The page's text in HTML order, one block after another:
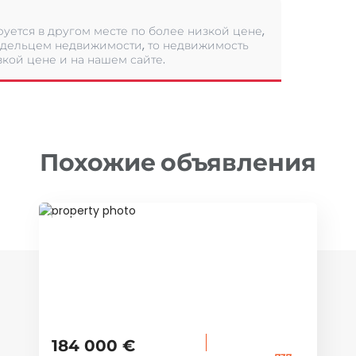
в другом месте по более низкой цене,
недвижимости, то недвижимость
цене и на нашем сайте.
Похожие объявления
ID 69842
184 000 €